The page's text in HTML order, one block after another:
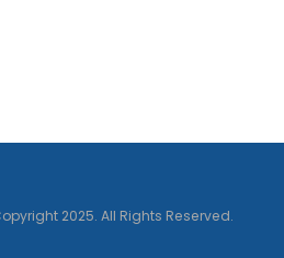
2025. All Rights Reserved.